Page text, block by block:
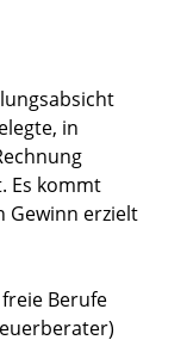
in
Es kommt
Gewinn erzielt
Berufe